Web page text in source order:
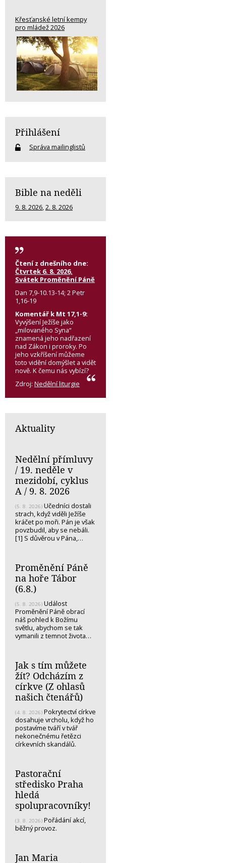
Křesťanské letní kempy
pro mládež 2026
Přihlášení
Správa mailinglistů
Bible na neděli
9. 8. 2026,2. 8. 2026
Čtení z dnešního dne:
Čtvrtek 6. 8. 2026,
Svátek Proměnění Páně
Dan 7,9-10.13-14; 2 Petr
1,16-19
Komentář k Mt 17,1-9:
Vyvýšení Ježíše jako
„milovaného Syna“
znamená jeho nadřazení
nad Zákon i proroky. Po
jeho vzkříšení můžeme
toto vidění domýšlet a vidět
nově. K čemu nás vybízí?
Zdroj: Nedělní liturgie
Aktuality
Nedělní přímluvy
/ 19. neděle v
mezidobí, cyklus
A / 9. 8. 2026
(5. 8. 2026) Učedníci dostali
strach, když viděli Ježíše
kráčet po moři. Pán je však
povzbudil, aby se nebáli.
[1] S důvěrou v Pána,…
Proměnění Páně
na hoře Tábor
(6.8.)
(5. 8. 2026) Událost
Proměnění Páně obrací
náš pohled k Božímu
světlu, abychom se tak
vymanili z temnot života…
Jak s tím můžete
žít? Odcházím z
církve (Z ohlasů
našich čtenářů)
(4. 8. 2026) Pokrytectví církve
dosahuje vrcholu, když ho
postavíme tváří v tvář
nekonečnému řetězci
církevních skandálů.
Pastorační
středisko Praha
hledá
spolupracovníky!
(3. 8. 2026) Pořádání akcí,
běžný provoz.
Jan Maria